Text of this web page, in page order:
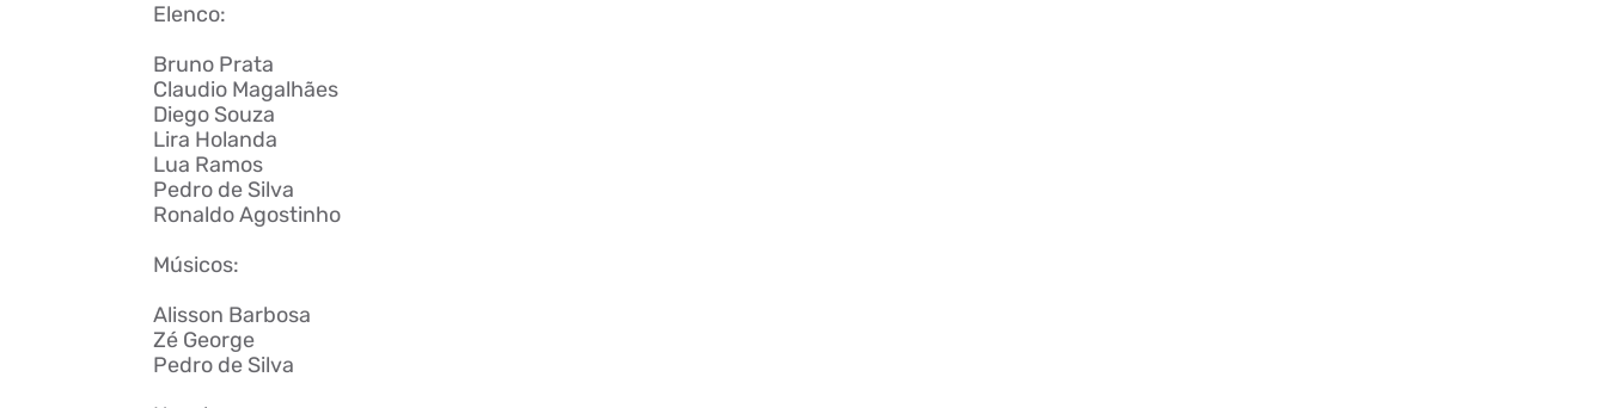
Elenco:
Bruno Prata
Claudio Magalhães
Diego Souza
Lira Holanda
Lua Ramos
Pedro de Silva
Ronaldo Agostinho
Músicos:
Alisson Barbosa
Zé George
Pedro de Silva